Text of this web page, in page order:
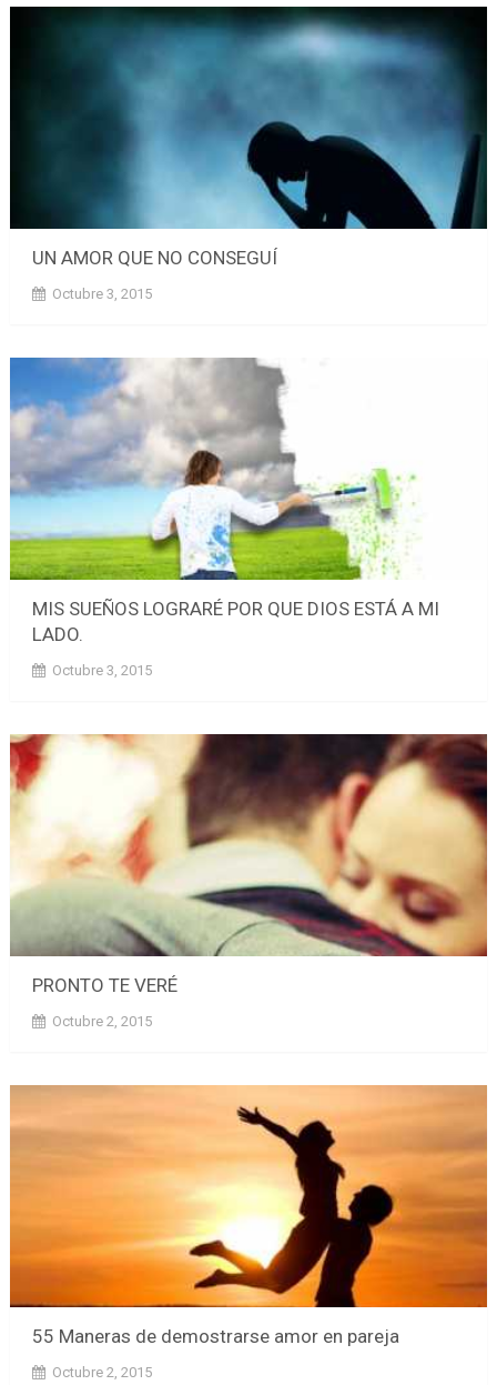
UN AMOR QUE NO CONSEGUÍ
Octubre 3, 2015
MIS SUEÑOS LOGRARÉ POR QUE DIOS ESTÁ A MI
LADO.
Octubre 3, 2015
PRONTO TE VERÉ
Octubre 2, 2015
55 Maneras de demostrarse amor en pareja
Octubre 2, 2015